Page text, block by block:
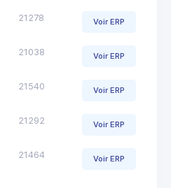
21278 Voir ERP
21038 Voir ERP
21540 Voir ERP
21292 Voir ERP
21464 Voir ERP